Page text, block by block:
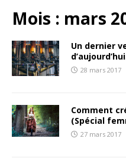
Mois : mars
Un dernier
28 mars 2017
Comment
(Spécial
27 mars 2017